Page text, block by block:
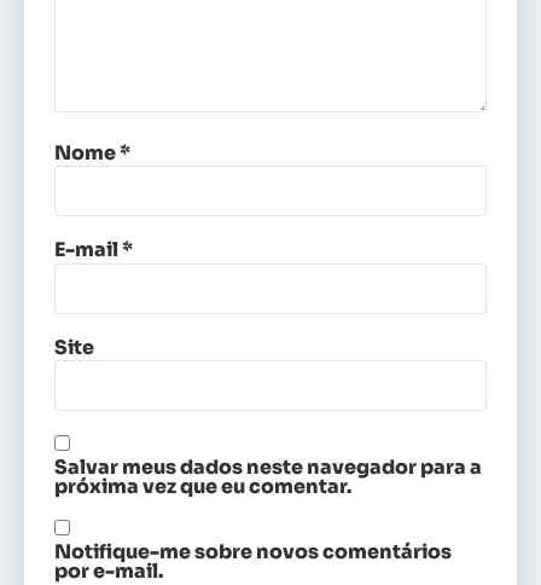
Nome*
E-mail*
Site
Salvar meus dados neste navegador para a
próxima vez que eu comentar.
Notifique-me sobre novos comentários
por e-mail.